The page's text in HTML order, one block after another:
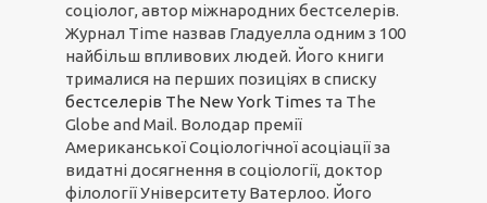
соціолог, автор міжнародних бестселерів.
Журнал Time назвав Гладуелла одним з 100
найбільш впливових людей. Його книги
трималися на перших позиціях в списку
бестселерів The New York Times та The
Globe and Mail. Володар премії
Американської Соціологічної асоціації за
видатні досягнення в соціології, доктор
філології Університету Ватерлоо. Його